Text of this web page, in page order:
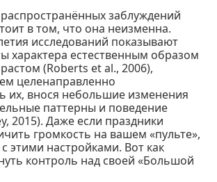
заблуждений
в том, что она неизменна.
исследований показывают
характера естественным образом
(Roberts et al., 2006),
целенаправленно
их, внося небольшие изменения
паттерны и поведение
2015). Даже если праздники
громкость на вашем «пульте»,
этими настройками. Вот как
контроль над своей «Большой